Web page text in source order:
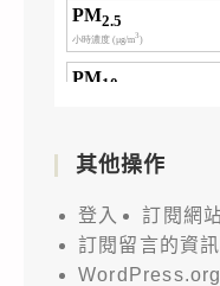
其他操作
登入
訂閱網
訂閱留言的資